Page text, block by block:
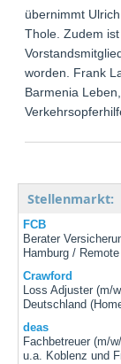
übernimmt
Thole. Zudem
worden. Frank
Barmenia
Stellenmarkt:
FCB
Berater
Hamburg /
Crawford
Loss Adjuster (m/
Deutschland
deas
Fachbetreuer (m/
u.a. Koblenz und